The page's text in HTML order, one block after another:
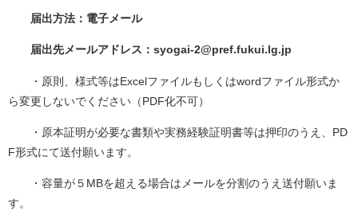
届出方法：電子メール
届出先メールアドレス： syogai-2@pref.fukui.lg.jp
・原則、様式等はExcelファイルもしくはwordファイル形式か
ら変更しないでください（PDF化不可）
・原本証明が必要な書類や実務経験証明書等は押印のうえ、PD
F形式にて送付願います。
・容量が５MBを超える場合はメールを分割のうえ送付願いま
す。